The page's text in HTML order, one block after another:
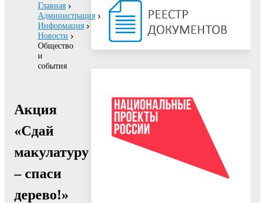
Главная
Администрация
Информация
Новости
Общество
и
события
Акция
«Сдай
макулатуру
– спаси
дерево!»